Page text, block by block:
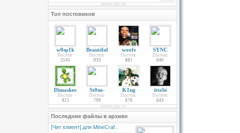
Топ постовиков
w0sp1k
Постов:
2545
Beautiful
Постов:
933
woofe
Постов:
881
SYNC
Постов:
840
Dimaskee
Постов:
821
St0ne-
Постов:
799
K1ng
Постов:
676
ittobi
Постов:
643
Последние файлы в архиве
[Чит клиент] для MineCraf...